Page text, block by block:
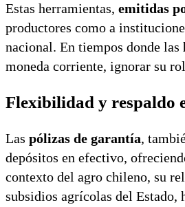
Estas herramientas, emitidas
productores como a
nacional. En tiempos donde las
moneda corriente, ignorar su
Flexibilidad y respaldo
Las pólizas de garantía,
depósitos en efectivo,
contexto del agro chileno, su
subsidios agrícolas del